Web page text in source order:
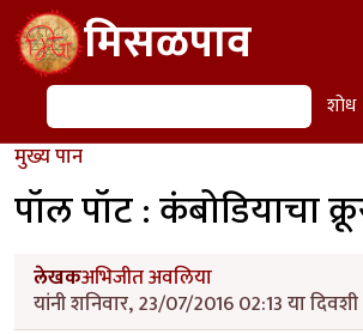
Skip to main contentमिसळपाव
शोध शोध
मुख्य पान
पॉल पॉट : कंबोडियाचा
लेखकअभिजीत अवलिया
यांनी शनिवार, 23/07/2016 02:13 या